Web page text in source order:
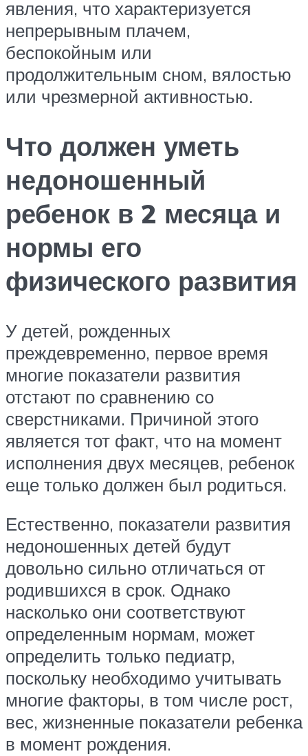
явления, что характеризуется
непрерывным плачем,
беспокойным или
продолжительным сном, вялостью
или чрезмерной активностью.
Что должен уметь
недоношенный
ребенок в 2 месяца и
нормы его
физического развития
У детей, рожденных
преждевременно, первое время
многие показатели развития
отстают по сравнению со
сверстниками. Причиной этого
является тот факт, что на момент
исполнения двух месяцев, ребенок
еще только должен был родиться.
Естественно, показатели развития
недоношенных детей будут
довольно сильно отличаться от
родившихся в срок. Однако
насколько они соответствуют
определенным нормам, может
определить только педиатр,
поскольку необходимо учитывать
многие факторы, в том числе рост,
вес, жизненные показатели ребенка
в момент рождения.